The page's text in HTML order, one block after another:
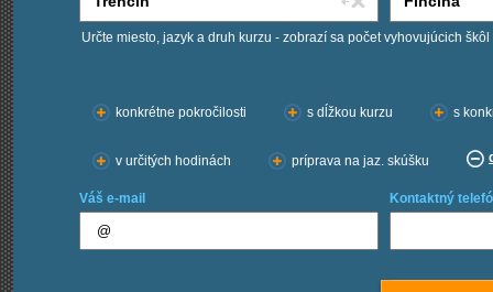
Určte miesto, jazyk a druh kurzu - zobrazí sa počet vyhovujúcich škôl
konkrétne pokročilosti
s dĺžkou kurzu s
v určitých hodinách príprava na jaz. skúšku
Váš e-mail Kontaktný